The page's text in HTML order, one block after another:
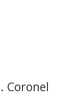
Coronel